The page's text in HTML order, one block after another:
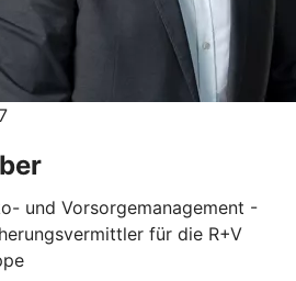
und Vorsorgemanagement -
für die R+V